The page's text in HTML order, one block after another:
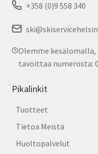
+358 (0)9 558 340
Olemme
tavoittaa numerosta:
Pikalinkit
Tuotteet
Tietoa Meistä
Huoltopalvelut